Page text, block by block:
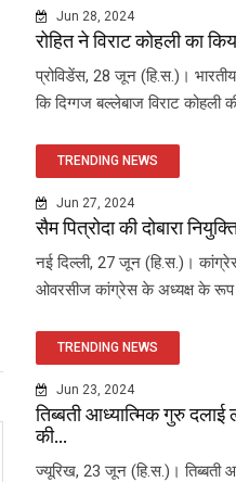
Jun 28, 2024
रोहित ने विराट कोहली का
प्रोविडेंस, 28 जून (हि.स.)। भारतीय
कि दिग्गज बल्लेबाज विराट कोहली
TRENDING NEWS
Jun 27, 2024
सैम पित्रोदा की दोबारा
नई दिल्ली, 27 जून (हि.स.)।
ओवरसीज कांग्रेस के अध्यक्ष के रूप
TRENDING NEWS
Jun 23, 2024
तिब्बती आध्यात्मिक गुरु
की...
ज्यूरिख, 23 जून (हि.स.)। तिब्बती